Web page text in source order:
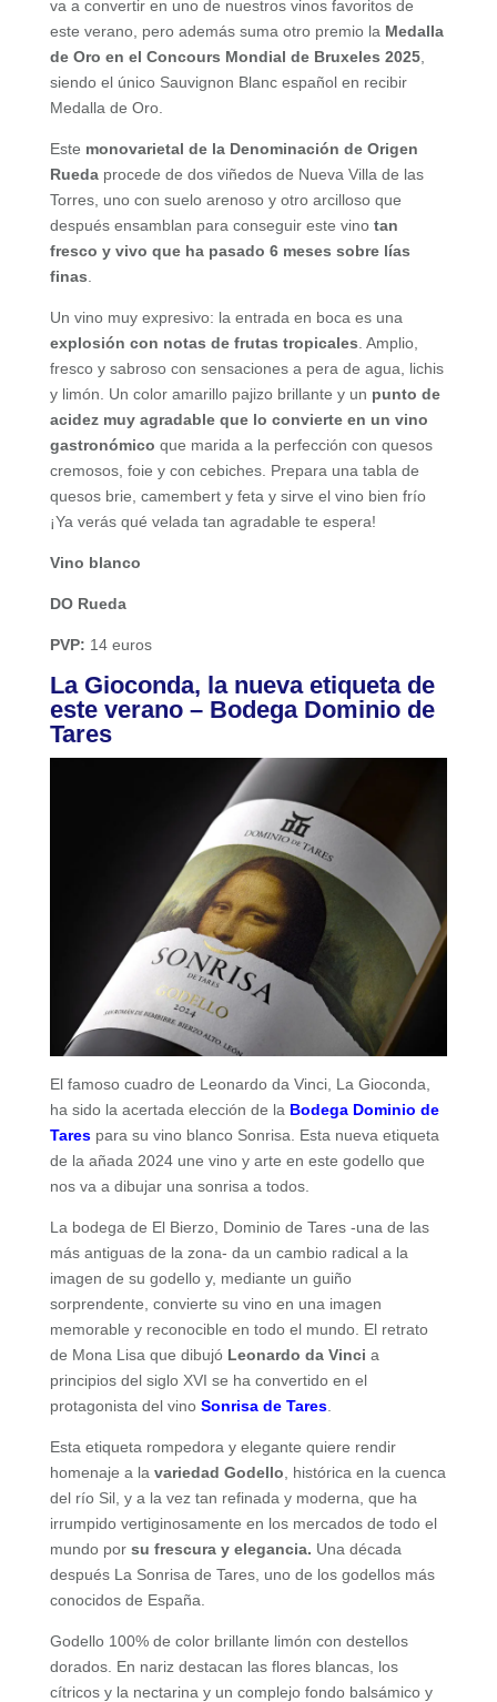
va a convertir en uno de nuestros vinos favoritos de
este verano, pero además suma otro premio la Medalla
de Oro en el Concours Mondial de Bruxeles 2025,
siendo el único Sauvignon Blanc español en recibir
Medalla de Oro.
Este monovarietal de la Denominación de Origen
Ruedaprocede de dos viñedos de Nueva Villa de las
Torres, uno con suelo arenoso y otro arcilloso que
después ensamblan para conseguir este vino tan
fresco y vivo que ha pasado 6 meses sobre lías
finas
Un vino muy expresivo: la entrada en boca es una
explosión con notas de frutas tropicales . Amplio,
fresco y sabroso con sensaciones a pera de agua, lichis
y limón. Un color amarillo pajizo brillante y un punto de
acidez muy agradable que lo convierte en un vino
gastronómico que marida a la perfección con quesos
cremosos, foie y con cebiches. Prepara una tabla de
quesos brie, camembert y feta y sirve el vino bien frío
¡Ya verás qué velada tan agradable te espera!
Vino blanco
DO Rueda
PVP: 14 euros
La Gioconda, la nueva etiqueta de
este verano – Bodega Dominio de
Tares
El famoso cuadro de Leonardo da Vinci, La Gioconda,
ha sido la acertada elección de la Bodega Dominio de
Tares para su vino blanco Sonrisa. Esta nueva etiqueta
de la añada 2024 une vino y arte en este godello que
nos va a dibujar una sonrisa a todos.
La bodega de El Bierzo, Dominio de Tares -una de las
más antiguas de la zona- da un cambio radical a la
imagen de su godello y, mediante un guiño
sorprendente, convierte su vino en una imagen
memorable y reconocible en todo el mundo. El retrato
de Mona Lisa que dibujó Leonardo da Vinci a
principios del siglo XVI se ha convertido en el
protagonista del vino Sonrisa de Tares.
Esta etiqueta rompedora y elegante quiere rendir
homenaje a la variedad Godello , histórica en la cuenca
del río Sil, y a la vez tan refinada y moderna, que ha
irrumpido vertiginosamente en los mercados de todo el
mundo por su frescura y elegancia. Una década
después La Sonrisa de Tares, uno de los godellos más
conocidos de España.
Godello 100% de color brillante limón con destellos
dorados. En nariz destacan las flores blancas, los
cítricos y la nectarina y un complejo fondo balsámico y